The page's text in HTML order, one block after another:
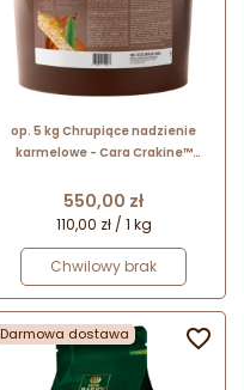
op. 5 kg Chrupiące nadzienie
karmelowe - Cara Crakine™
E4-656
Cena
550,00 zł
110,00 zł / 1 kg
Chwilowy brak
Darmowa dostawa 